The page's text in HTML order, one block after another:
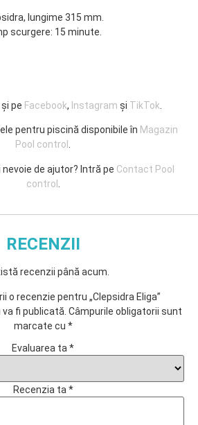
lungime 315 mm.
scurgere: 15 minute.
pe Facebook, Instagram și TikTok
pentru piscină disponibile în Magazin
Pool control .
de ajutor? Intră pe Contact Pool
control
RECENZII
recenzii până acum.
o recenzie pentru „Clepsidra Eliga”
fi publicată. Câmpurile obligatorii sunt
marcate cu *
Evaluarea ta *
Recenzia ta *